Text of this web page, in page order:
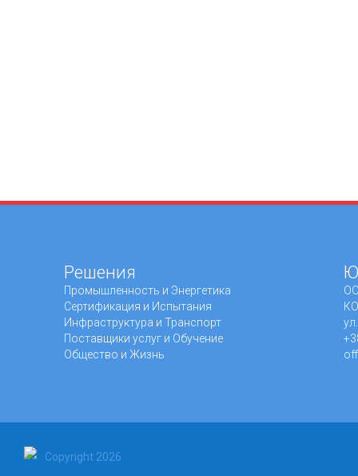
Решения
Промышленность и Энергетика
Сертификация и Испытания
Инфраструктура и Транспорт
Поставщики услуг и Обучение
Общество и Жизнь
Copyright 2026